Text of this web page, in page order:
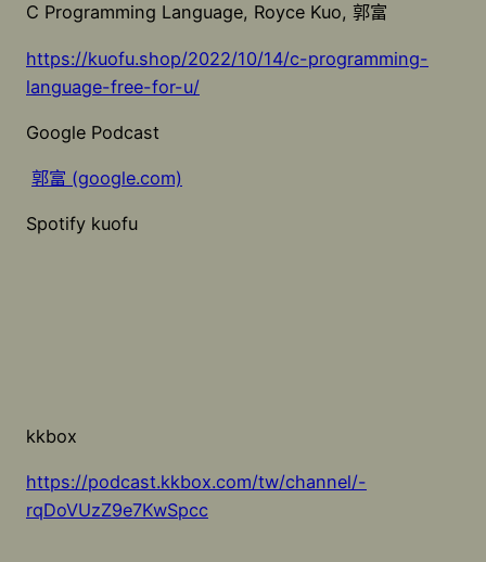
C Programming Language, Royce Kuo, 郭富
https://kuofu.shop/2022/10/14/c-programming-
language-free-for-u/
Google Podcast
郭富 (google.com)
Spotify kuofu
kkbox
https://podcast.kkbox.com/tw/channel/-
rqDoVUzZ9e7KwSpcc